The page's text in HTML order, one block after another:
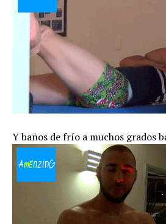
Y baños de frío a muchos grados